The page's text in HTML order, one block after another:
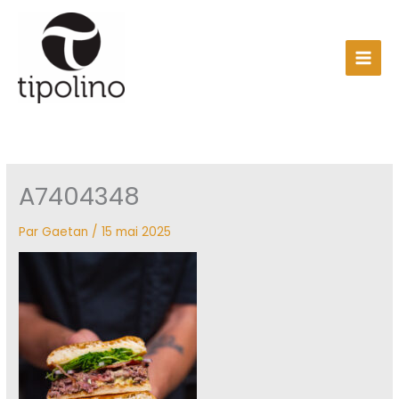
contenu
A7404348
ParGaetan /15 mai 2025